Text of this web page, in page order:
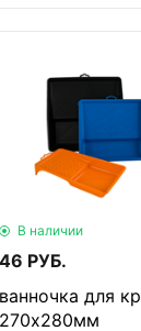
В наличии
46 РУБ.
ванночка для
270х280мм